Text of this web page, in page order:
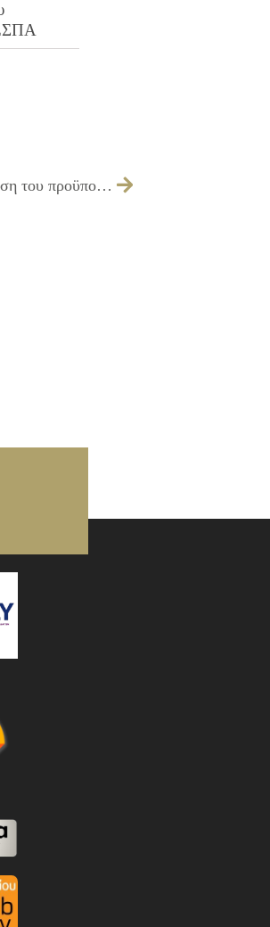
116/2010 – Έκφραση σύμφωνης γνώμης για την αναμόρφωση του προϋπολογισμού του Ν.Π. Δ.Α.Ο. Ιλίου, οικονομικού έτους 2010